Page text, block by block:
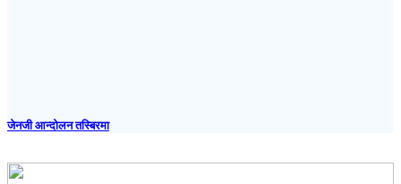
जेनजी आन्दोलन तस्बिरमा